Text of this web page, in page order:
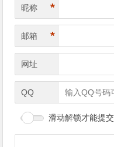
昵称 *
邮箱 *
网址
QQ
滑动解锁才能提交